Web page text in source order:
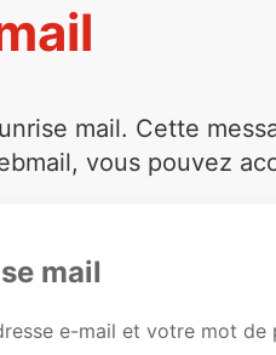
mail. Cette
vous pouvez
mail
e-mail et votre mot de